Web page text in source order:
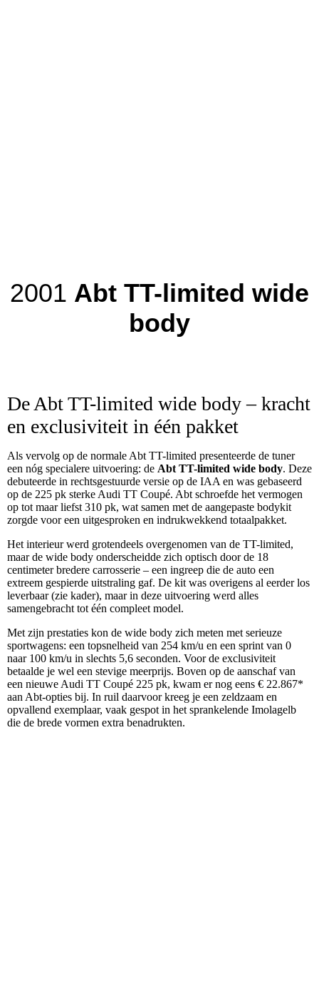
2001 Abt TT-limited wide
body
De Abt TT-limited wide body – kracht
en exclusiviteit in één pakket
Als vervolg op de normale Abt TT-limited presenteerde de tuner
een nóg specialere uitvoering: de Abt TT-limited wide body. Deze
debuteerde in rechtsgestuurde versie op de IAA en was gebaseerd
op de 225 pk sterke Audi TT Coupé. Abt schroefde het vermogen
op tot maar liefst 310 pk, wat samen met de aangepaste bodykit
zorgde voor een uitgesproken en indrukwekkend totaalpakket.
Het interieur werd grotendeels overgenomen van de TT-limited,
maar de wide body onderscheidde zich optisch door de 18
centimeter bredere carrosserie – een ingreep die de auto een
extreem gespierde uitstraling gaf. De kit was overigens al eerder los
leverbaar (zie kader), maar in deze uitvoering werd alles
samengebracht tot één compleet model.
Met zijn prestaties kon de wide body zich meten met serieuze
sportwagens: een topsnelheid van 254 km/u en een sprint van 0
naar 100 km/u in slechts 5,6 seconden. Voor de exclusiviteit
betaalde je wel een stevige meerprijs. Boven op de aanschaf van
een nieuwe Audi TT Coupé 225 pk, kwam er nog eens € 22.867*
aan Abt-opties bij. In ruil daarvoor kreeg je een zeldzaam en
opvallend exemplaar, vaak gespot in het sprankelende Imolagelb
die de brede vormen extra benadrukten.